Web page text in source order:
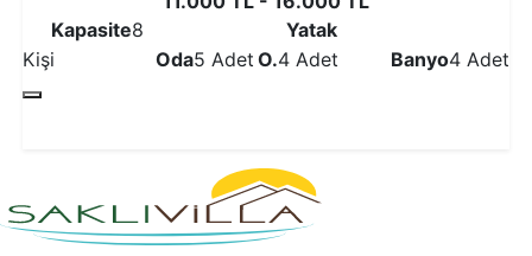
Kapasite8
Kişi
Oda5 Adet
Yatak
O.4 Adet Banyo4 Adet